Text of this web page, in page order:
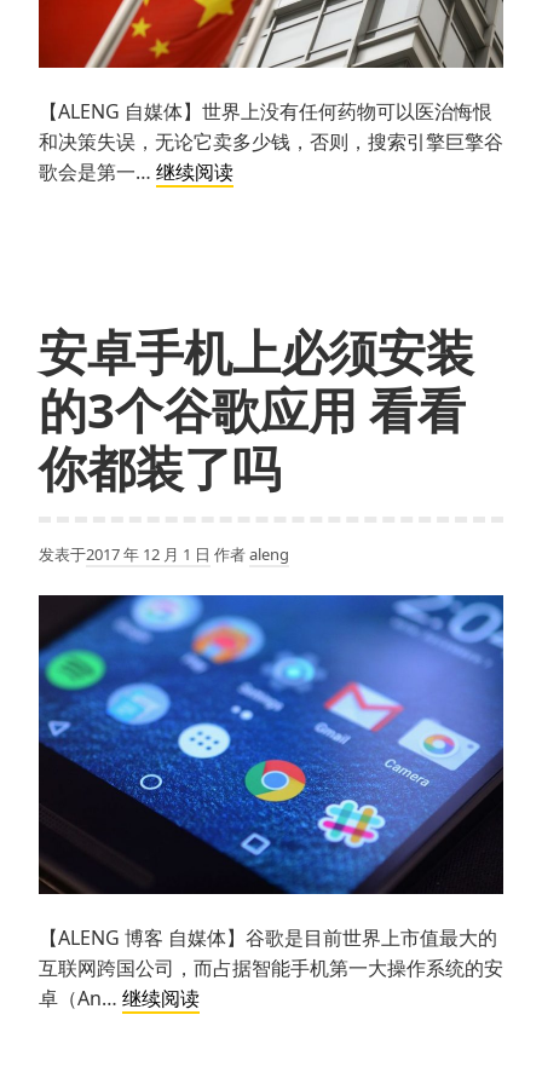
人
的
种
了
【ALENG 自媒体】世界上没有任何药物可以医治悔恨
和决策失误，无论它卖多少钱，否则，搜索引擎巨擎谷
歌会是第一… 继续阅读江
灯：
谷
歌
难
舍
国
情
结
究
竟
该
如
何
打
开？
安卓手机上必须安装
的3个谷歌应用 看看
你都装了吗
发表于2017 年 12 月 1 日 作者aleng
【ALENG 博客 自媒体】谷歌是目前世界上市值最大的
互联网跨国公司，而占据智能手机第一大操作系统的安
卓（An… 继续阅读安